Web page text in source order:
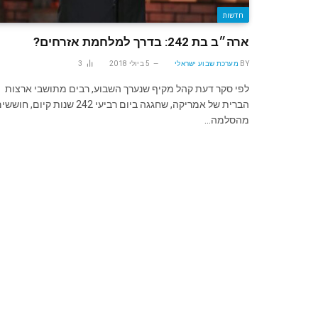
חדשות
ארה״ב בת 242: בדרך למלחמת אזרחים?
BY מערכת שבוע ישראלי 5 ביולי 2018 3
לפי סקר דעת קהל מקיף שנערך השבוע, רבים מתושבי ארצות
הברית של אמריקה, שחגגה ביום רביעי 242 שנות קיום,
מהסלמה…